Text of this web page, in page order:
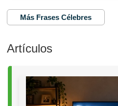
Más Frases Célebres
Artículos